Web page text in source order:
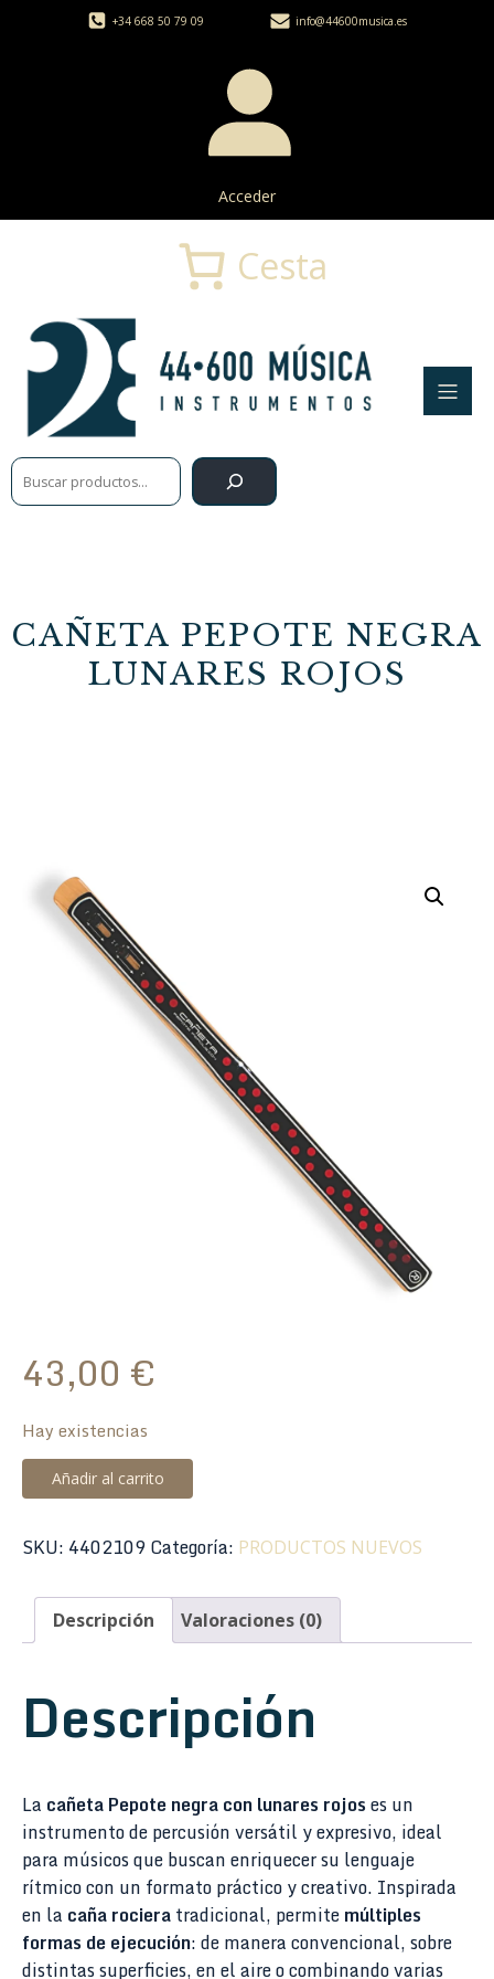
+34 668 50 79 09 info@44600musica.es
Acceder
Buscar
Cesta
CAÑETA PEPOTE NEGRA
LUNARES ROJOS
43,00 €
Hay existencias
Cañeta
Pepote
Lunares
cantidad
Añadir al carrito
SKU: 4402109Categoría: PRODUCTOS NUEVOS
Descripción Valoraciones (0)
Descripción
La cañeta Pepote negra con lunares rojoses un
instrumento de percusión versátil y expresivo, ideal
para músicos que buscan enriquecer su lenguaje
rítmico con un formato práctico y creativo. Inspirada
en la caña rocieratradicional, permitemúltiples
formas de ejecución: de manera convencional, sobre
distintas superficies, en el aire o combinando varias